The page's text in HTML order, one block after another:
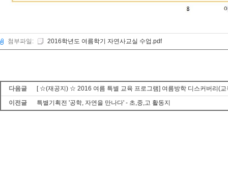
첨부파일: 2016학년도 여름학기 자연사교실 수업.pdf
다음글
[ ☆(재공지) ☆ 2016 여름 특별 교육 프로그램] 여름방학 디스커버리(교
이전글
특별기획전 '공학, 자연을 만나다' - 초,중,고 활동지